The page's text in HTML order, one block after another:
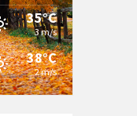
35°C
3 m/s
38°C
2 m/s